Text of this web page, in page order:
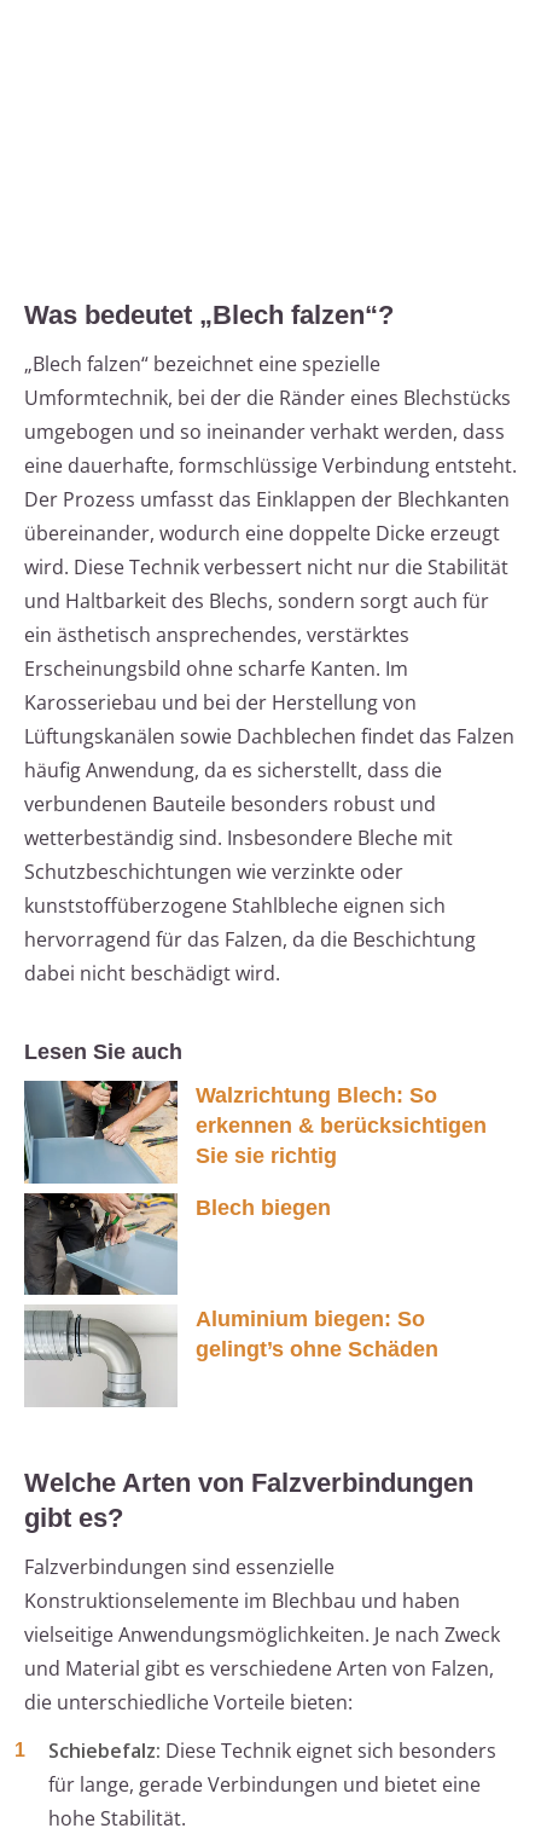
Was bedeutet „Blech falzen“?
„Blech falzen“ bezeichnet eine spezielle
Umformtechnik, bei der die Ränder eines Blechstücks
umgebogen und so ineinander verhakt werden, dass
eine dauerhafte, formschlüssige Verbindung entsteht.
Der Prozess umfasst das Einklappen der Blechkanten
übereinander, wodurch eine doppelte Dicke erzeugt
wird. Diese Technik verbessert nicht nur die Stabilität
und Haltbarkeit des Blechs, sondern sorgt auch für
ein ästhetisch ansprechendes, verstärktes
Erscheinungsbild ohne scharfe Kanten. Im
Karosseriebau und bei der Herstellung von
Lüftungskanälen sowie Dachblechen findet das Falzen
häufig Anwendung, da es sicherstellt, dass die
verbundenen Bauteile besonders robust und
wetterbeständig sind. Insbesondere Bleche mit
Schutzbeschichtungen wie verzinkte oder
kunststoffüberzogene Stahlbleche eignen sich
hervorragend für das Falzen, da die Beschichtung
dabei nicht beschädigt wird.
Lesen Sie auch
Walzrichtung Blech: So
erkennen & berücksichtigen
Sie sie richtig
Blech biegen
Aluminium biegen: So
gelingt’s ohne Schäden
Welche Arten von Falzverbindungen
gibt es?
Falzverbindungen sind essenzielle
Konstruktionselemente im Blechbau und haben
vielseitige Anwendungsmöglichkeiten. Je nach Zweck
und Material gibt es verschiedene Arten von Falzen,
die unterschiedliche Vorteile bieten:
Schiebefalz: Diese Technik eignet sich besonders
für lange, gerade Verbindungen und bietet eine
hohe Stabilität.